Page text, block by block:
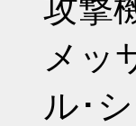
攻撃
メッ
ル･